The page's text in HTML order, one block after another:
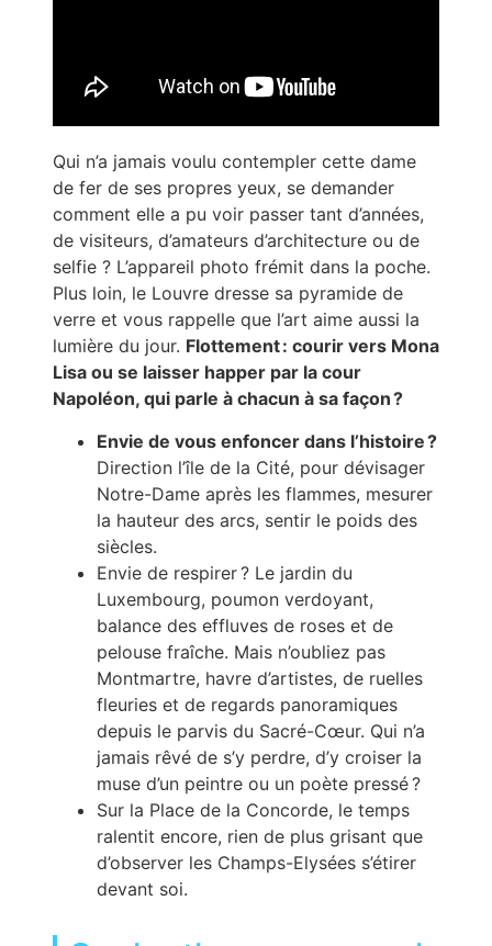
Qui n’a jamais voulu contempler cette dame
de fer de ses propres yeux, se demander
comment elle a pu voir passer tant d’années,
de visiteurs, d’amateurs d’architecture ou de
selfie ? L’appareil photo frémit dans la poche.
Plus loin, le Louvre dresse sa pyramide de
verre et vous rappelle que l’art aime aussi la
lumière du jour. Flottement : courir vers Mona
Lisa ou se laisser happer par la cour
Napoléon, qui parle à chacun à sa façon ?
Envie de vous enfoncer dans l’histoire ?
Direction l’île de la Cité, pour dévisager
Notre-Dame après les flammes, mesurer
la hauteur des arcs, sentir le poids des
siècles.
Envie de respirer ? Le jardin du
Luxembourg, poumon verdoyant,
balance des effluves de roses et de
pelouse fraîche. Mais n’oubliez pas
Montmartre, havre d’artistes, de ruelles
fleuries et de regards panoramiques
depuis le parvis du Sacré-Cœur. Qui n’a
jamais rêvé de s’y perdre, d’y croiser la
muse d’un peintre ou un poète pressé ?
Sur la Place de la Concorde, le temps
ralentit encore, rien de plus grisant que
d’observer les Champs-Elysées s’étirer
devant soi.